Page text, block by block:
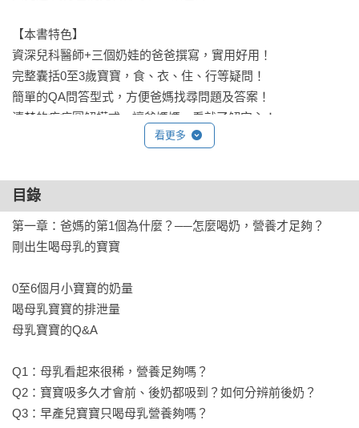
【本書特色】
資深兒科醫師+三個奶娃的爸爸撰寫，實用好用！
完整囊括0至3歲寶寶，食、衣、住、行等疑問！
簡單的QA問答型式，方便爸媽找尋問題及答案！
清楚的疾病圖解模式，讓爸媽媽一看就了解安心！
Hiedy媽咪讃嘆，「這么實用的書籍，若是早幾年出版該有多
好？」
佩玉媽媽說，「有幼兒的爸媽們有福了！讓您輕鬆享受育兒生
活！」
解答。」
看更多
目錄
第一章：爸媽的第1個為什麼？──怎麼喝奶，營養才足夠？
剛出生喝母乳的寶寶
0至6個月小寶寶的奶量
喝母乳寶寶的排泄量
母乳寶寶的Q&A
Q1：母乳看起來很稀，營養足夠嗎？
Q2：寶寶吸多久才會前、後奶都吸到？如何分辨前後奶？
Q3：早產兒寶寶只喝母乳營養夠嗎？